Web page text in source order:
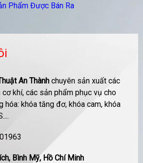
Phẩm Được Bán Ra
An Thành chuyên sản xuất các
khí, các sản phẩm phục vụ cho
hóa: khóa tăng đơ, khóa cam, khóa
Bình Mỹ, Hồ Chí Minh